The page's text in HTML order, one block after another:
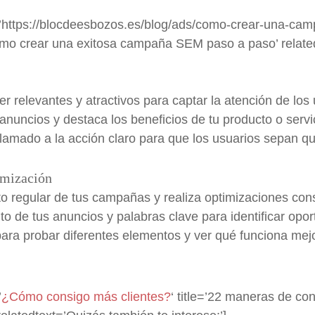
blocdeesbozos.es/blog/ads/como-crear-una-
crear una exitosa campaña SEM paso a paso’
relevantes y atractivos para captar la atención de los
y destaca los beneficios de tu producto o
a la acción claro para que los usuarios sepan
regular de tus campañas y realiza optimizaciones
de tus anuncios y palabras clave para identificar
probar diferentes elementos y ver qué funciona
¿Cómo consigo más clientes?‘ title=’22 maneras de